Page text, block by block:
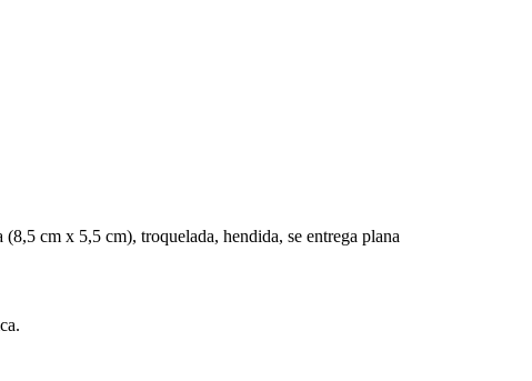
cm x 5,5 cm), troquelada, hendida, se entrega plana